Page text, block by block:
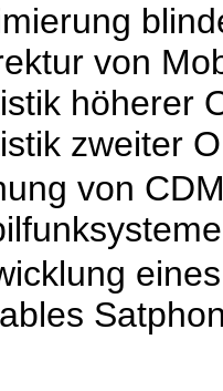
von
höherer
zweiter
von